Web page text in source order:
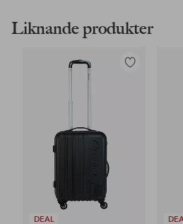
Liknande produkter
DEAL
Lägg